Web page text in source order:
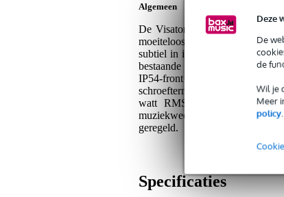
Deze
De
de
Wil je
Meer
policy.
Algemeen
De Visaton DL 5 - 8 Ohm is
moeiteloos laat plaatsen in
subtiel in iedere ruimte, van
bestaande halogeen
IP54-front is de DL 5 ook
schroefterminals zorgen voor
watt RMS en 10 watt piek,
muziekweergave en spraak. Wil
geregeld.
Specificaties